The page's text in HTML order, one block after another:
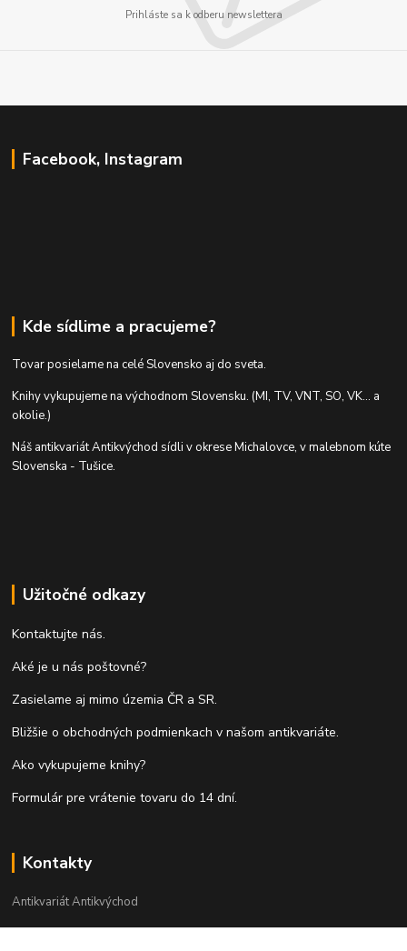
Prihláste sa k odberu newslettera
Facebook, Instagram
Kde sídlime a pracujeme?
Tovar posielame na celé Slovensko aj do sveta.
Knihy vykupujeme na východnom Slovensku. (MI, TV, VNT, SO, VK... a
okolie.)
Náš antikvariát Antikvýchod sídli v okrese Michalovce, v malebnom kúte
Slovenska - Tušice.
Užitočné odkazy
Kontaktujte nás.
Aké je u nás poštovné?
Zasielame aj mimo územia ČR a SR.
Bližšie o obchodných podmienkach v našom antikvariáte.
Ako vykupujeme knihy?
Formulár pre vrátenie tovaru do 14 dní.
Kontakty
Antikvariát Antikvýchod